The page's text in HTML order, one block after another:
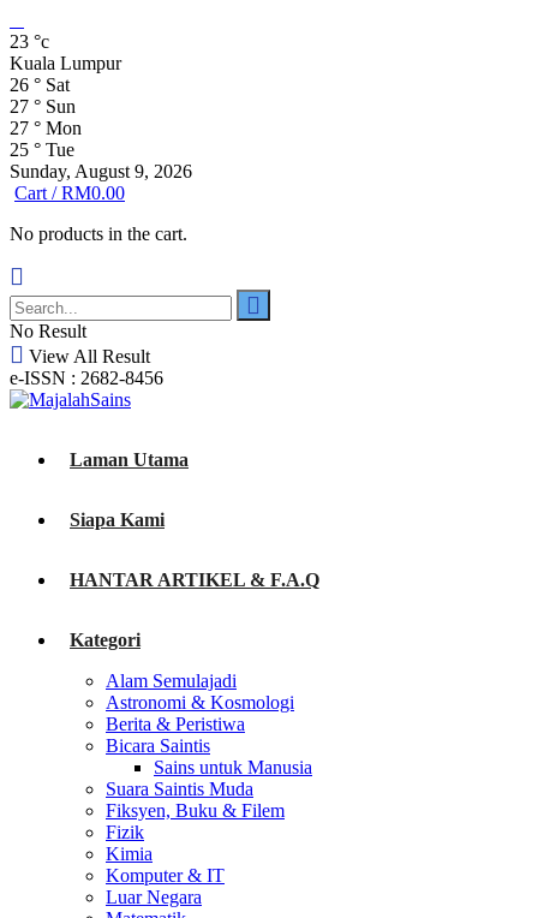
23 °c
Kuala Lumpur
26 ° Sat
27 ° Sun
27 ° Mon
25 ° Tue
Sunday, August 9, 2026
Cart /RM0.00
No products in the cart.
No Result
View All Result
e-ISSN : 2682-8456
Laman Utama
Siapa Kami
HANTAR ARTIKEL & F.A.Q
Kategori
Alam Semulajadi
Astronomi & Kosmologi
Berita & Peristiwa
Bicara Saintis
Sains untuk Manusia
Suara Saintis Muda
Fiksyen, Buku & Filem
Fizik
Kimia
Komputer & IT
Luar Negara